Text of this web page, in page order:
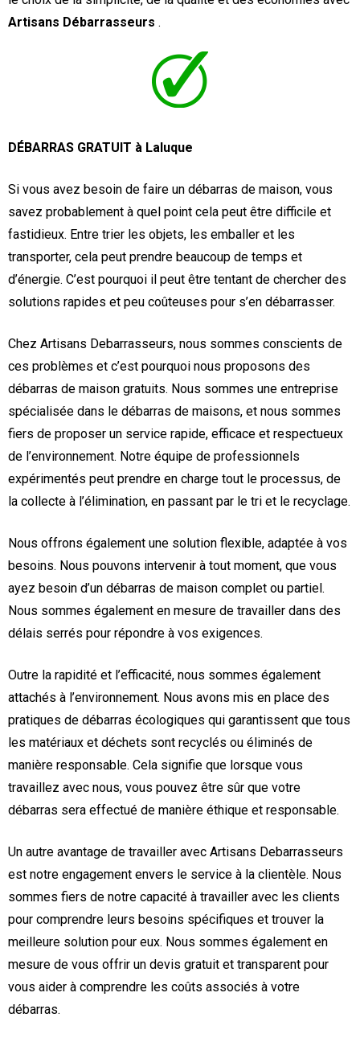
Artisans Débarrasseurs .
DÉBARRAS GRATUIT à Laluque
Si vous avez besoin de faire un débarras de maison, vous
savez probablement à quel point cela peut être difficile et
fastidieux. Entre trier les objets, les emballer et les
transporter, cela peut prendre beaucoup de temps et
d’énergie. C’est pourquoi il peut être tentant de chercher des
solutions rapides et peu coûteuses pour s’en débarrasser.
Chez Artisans Debarrasseurs, nous sommes conscients de
ces problèmes et c’est pourquoi nous proposons des
débarras de maison gratuits. Nous sommes une entreprise
spécialisée dans le débarras de maisons, et nous sommes
fiers de proposer un service rapide, efficace et respectueux
de l’environnement. Notre équipe de professionnels
expérimentés peut prendre en charge tout le processus, de
la collecte à l’élimination, en passant par le tri et le recyclage.
Nous offrons également une solution flexible, adaptée à vos
besoins. Nous pouvons intervenir à tout moment, que vous
ayez besoin d’un débarras de maison complet ou partiel.
Nous sommes également en mesure de travailler dans des
délais serrés pour répondre à vos exigences.
Outre la rapidité et l’efficacité, nous sommes également
attachés à l’environnement. Nous avons mis en place des
pratiques de débarras écologiques qui garantissent que tous
les matériaux et déchets sont recyclés ou éliminés de
manière responsable. Cela signifie que lorsque vous
travaillez avec nous, vous pouvez être sûr que votre
débarras sera effectué de manière éthique et responsable.
Un autre avantage de travailler avec Artisans Debarrasseurs
est notre engagement envers le service à la clientèle. Nous
sommes fiers de notre capacité à travailler avec les clients
pour comprendre leurs besoins spécifiques et trouver la
meilleure solution pour eux. Nous sommes également en
mesure de vous offrir un devis gratuit et transparent pour
vous aider à comprendre les coûts associés à votre
débarras.